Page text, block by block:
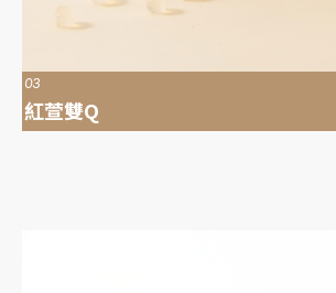
03
紅萱雙Q